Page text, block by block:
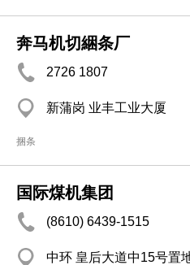
奔马机切綑条厂
2726 1807
新蒲岗 业丰工业大厦
捆条
国际煤机集团
(8610) 6439-1515
中环 皇后大道中15号置